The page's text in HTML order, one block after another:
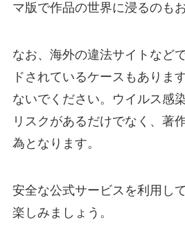
マ版で作品の世界に浸るのも
なお、海外の違法サイトなど
ドされているケースもありま
ないでください。ウイルス感
リスクがあるだけでなく、著
為となります。
安全な公式サービスを利用し
楽しみましょう。